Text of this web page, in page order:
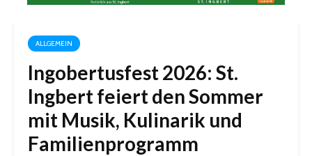
ALLGEMEIN
Ingobertusfest 2026: St.
Ingbert feiert den Sommer
mit Musik, Kulinarik und
Familienprogramm